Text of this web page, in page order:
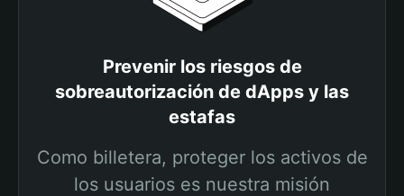
Prevenir los riesgos de
sobreautorización de dApps y las
estafas
Como billetera, proteger los activos de
los usuarios es nuestra misión